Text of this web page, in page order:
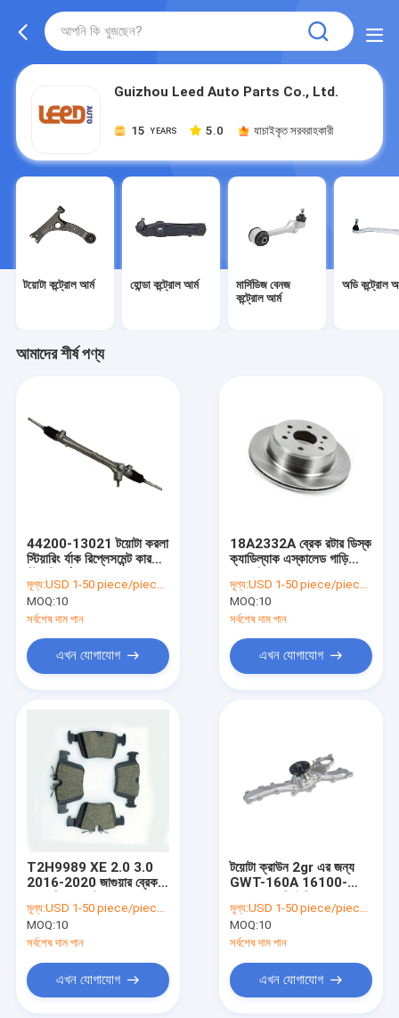
Guizhou Leed Auto Parts Co., Ltd.
15 YEARS 5.0 যাচাইকৃত সরবরাহকারী
টয়োটা কন্ট্রোল আর্ম হোন্ডা কন্ট্রোল আর্ম
মার্সিডিজ বেনজ
কন্ট্রোল আর্ম
অডি কন্ট্রোল
আমাদের শীর্ষ পণ্য
44200-13021 টয়োটা করলা
স্টিয়ারিং র্যাক রিপ্লেসমেন্ট কার
মূল্য:USD 1-50 piece/pieces
MOQ:10
সর্বশেষ দাম পান
এখন যোগাযোগ
18A2332A ব্রেক রটার ডিস্ক
ক্যাডিল্যাক এস্কালেড গাড়ি
মূল্য:USD 1-50 piece/pieces
MOQ:10
সর্বশেষ দাম পান
এখন যোগাযোগ
T2H9989 XE 2.0 3.0
2016-2020 জাগুয়ার ব্রেক
প্যাড
মূল্য:USD 1-50 piece/pieces
MOQ:10
সর্বশেষ দাম পান
এখন যোগাযোগ
টয়োটা ক্রাউন 2gr এর জন্য
GWT-160A 16100-
মূল্য:USD 1-50 piece/pieces
MOQ:10
সর্বশেষ দাম পান
এখন যোগাযোগ